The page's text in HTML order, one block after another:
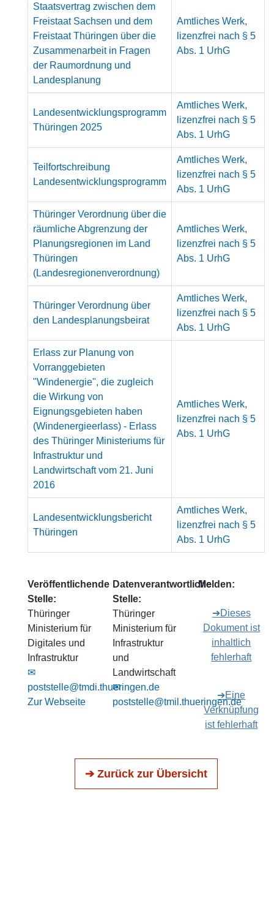
Staatsvertrag zwischen dem
Freistaat Sachsen und dem
Freistaat Thüringen über die
Zusammenarbeit in Fragen
der Raumordnung und
Landesplanung
Amtliches Werk,
lizenzfrei nach § 5
Abs. 1 UrhG
Landesentwicklungsprogramm
Thüringen 2025
Amtliches Werk,
lizenzfrei nach § 5
Abs. 1 UrhG
Teilfortschreibung
Landesentwicklungsprogramm
Amtliches Werk,
lizenzfrei nach § 5
Abs. 1 UrhG
Thüringer Verordnung über die
räumliche Abgrenzung der
Planungsregionen im Land
Thüringen
(Landesregionenverordnung)
Amtliches Werk,
lizenzfrei nach § 5
Abs. 1 UrhG
Thüringer Verordnung über
den Landesplanungsbeirat
Amtliches Werk,
lizenzfrei nach § 5
Abs. 1 UrhG
Erlass zur Planung von
Vorranggebieten
"Windenergie", die zugleich
die Wirkung von
Eignungsgebieten haben
(Windenergieerlass) - Erlass
des Thüringer Ministeriums für
Infrastruktur und
Landwirtschaft vom 21. Juni
2016
Amtliches Werk,
lizenzfrei nach § 5
Abs. 1 UrhG
Landesentwicklungsbericht
Thüringen
Amtliches Werk,
lizenzfrei nach § 5
Abs. 1 UrhG
Veröffentlichende
Stelle:
Thüringer
Ministerium für
Digitales und
Infrastruktur
✉
poststelle@tmdi.thueringen.de
Zur Webseite
Datenverantwortliche
Stelle:
Thüringer
Ministerium für
Infrastruktur
und
Landwirtschaft
✉
poststelle@tmil.thueringen.de
Melden:
➔Dieses
Dokument ist
inhaltlich
fehlerhaft
➔Eine
Verknüpfung
ist fehlerhaft
➔ Zurück zur Übersicht